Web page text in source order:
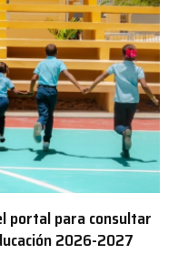
portal para consultar
2026-2027